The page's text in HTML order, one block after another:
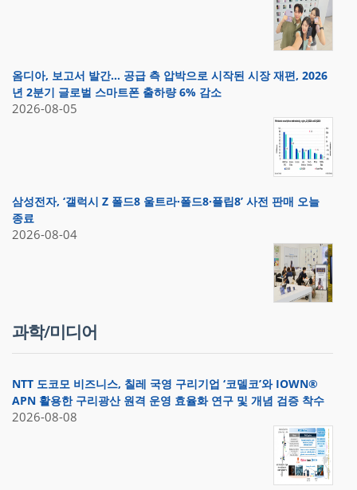
옴디아, 보고서 발간… 공급 측 압박으로 시작된 시장 재편, 2026
년 2분기 글로벌 스마트폰 출하량 6% 감소
2026-08-05
삼성전자, ‘갤럭시 Z 폴드8 울트라·폴드8·플립8’ 사전 판매 오늘
종료
2026-08-04
과학/미디어
NTT 도코모 비즈니스, 칠레 국영 구리기업 ‘코델코’와 IOWN®
APN 활용한 구리광산 원격 운영 효율화 연구 및 개념 검증 착수
2026-08-08